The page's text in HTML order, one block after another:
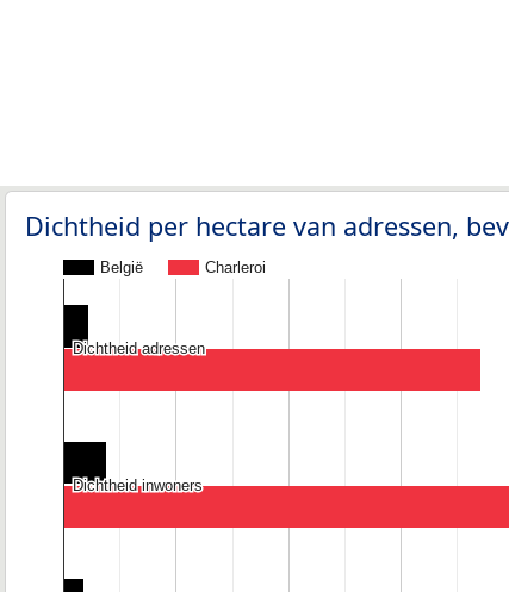
Dichtheid per hectare van adressen,
België Charleroi
Dichtheid adressen
Dichtheid adressen
Dichtheid inwoners
Dichtheid inwoners